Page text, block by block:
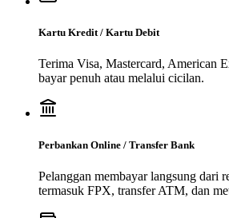
Kartu Kredit / Kartu Debit
Terima Visa, Mastercard, American
bayar penuh atau melalui cicilan.
Perbankan Online / Transfer Bank
Pelanggan membayar langsung dari
termasuk FPX, transfer ATM, dan